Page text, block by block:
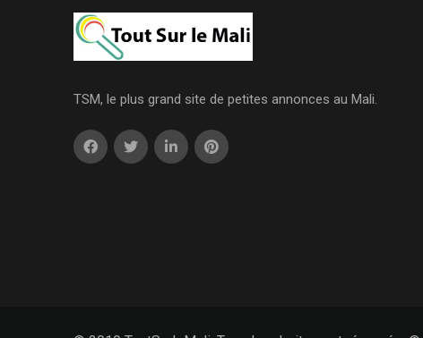
TSM, le plus grand site de petites annonces au Mali.